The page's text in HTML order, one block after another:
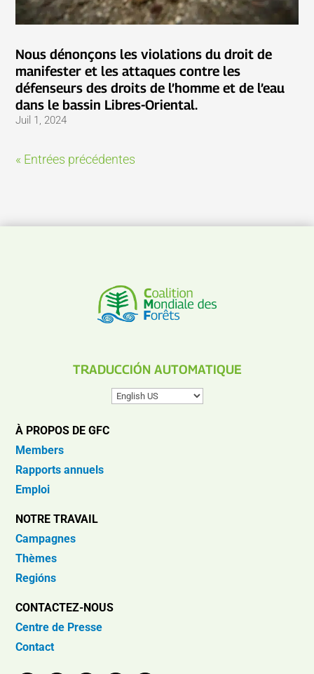
Nous dénonçons les violations du droit de
manifester et les attaques contre les
défenseurs des droits de l’homme et de l’eau
dans le bassin Libres-Oriental.
Juil 1, 2024
« Entrées précédentes
TRADUCCIÓN AUTOMATIQUE
À PROPOS DE GFC
Members
Rapports annuels
Emploi
NOTRE TRAVAIL
Campagnes
Thèmes
Regións
CONTACTEZ-NOUS
Centre de Presse
Contact